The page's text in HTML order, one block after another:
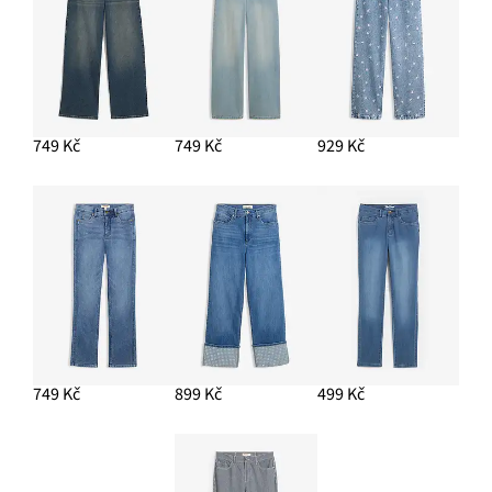
PŘIDAT DO KOŠÍKU
749 Kč 749 Kč 929 Kč
749 Kč 899 Kč 499 Kč